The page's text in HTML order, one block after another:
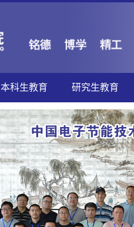
本科生教育 研究生教育